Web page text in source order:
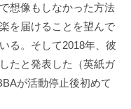
想像もしなかった方法
を届けることを望んで
る。そして2018年、彼
たと発表した（英紙ガ
が活動停止後初めて